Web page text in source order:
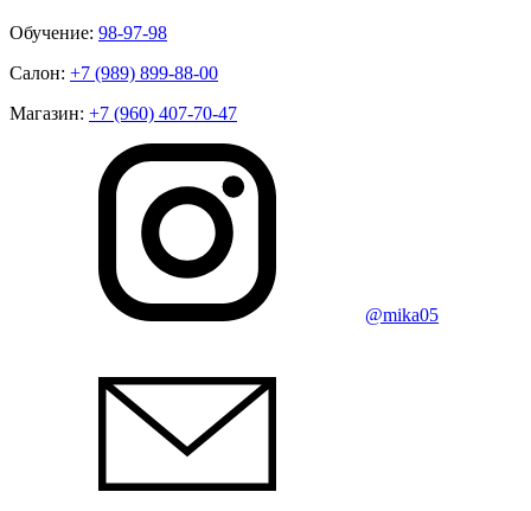
Обучение: 98-97-98
Салон: +7 (989) 899-88-00
Магазин: +7 (960) 407-70-47
@mika05